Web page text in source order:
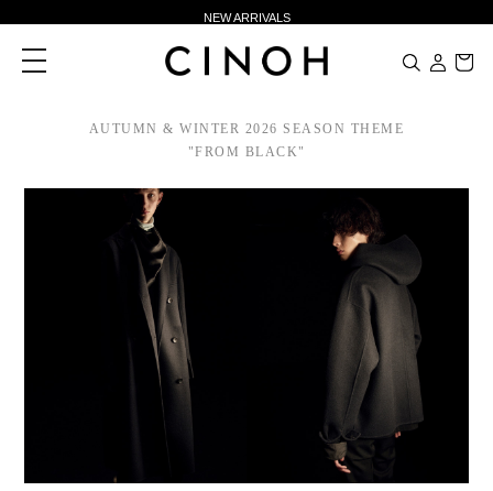
NEW ARRIVALS
新規会員登録500ポイントプレゼント
夏季休業に伴う一部業務休業のお知らせ
NEW ARRIVALS
新規会員登録500ポイントプレゼント
ニュースレター登録で¥1,000クーポン進呈
toggle
navigation
AUTUMN & WINTER 2026 SEASON THEME
"FROM BLACK"